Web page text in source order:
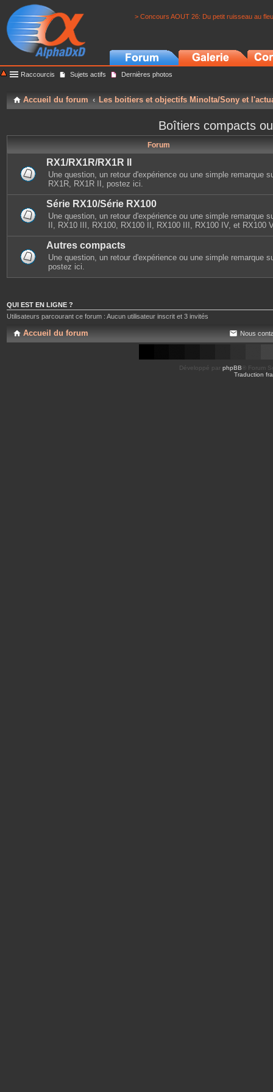
> Concours AOUT 26: Du petit ruisseau au
Raccourcis Sujets actifs Dernières photos
Accueil du forum Les boitiers et objectifs Minolta/Sony et
Boîtiers compacts
Forum
RX1/RX1R/RX1R II
Une question, un retour d'expérience ou une simple remarque
RX1R, RX1R II, postez ici.
Série RX10/Série RX100
Une question, un retour d'expérience ou une simple remarque
II, RX10 III, RX100, RX100 II, RX100 III, RX100 IV, et RX100
Autres compacts
Une question, un retour d'expérience ou une simple remarque
postez ici.
QUI EST EN LIGNE ?
Utilisateurs parcourant ce forum : Aucun utilisateur inscrit et 3 invités
Accueil du forum Nous
Développé par phpBB ® Forum
Traduction